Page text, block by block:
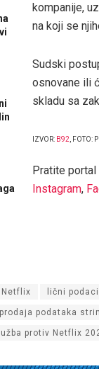
kompanije,
na koji se
Sudski
osnovane ili
skladu sa
IZVOR: B92, FOTO:
Pratite portal
Instagram,
Netflix lični
prodaja podataka
protiv Netflix